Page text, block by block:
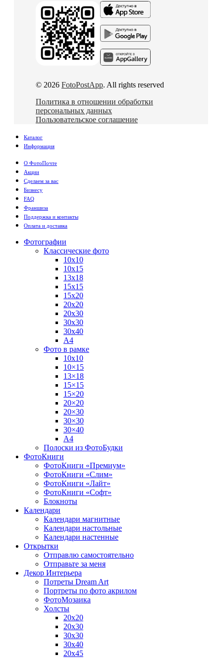
© 2026 FotoPostApp. All rights reserved
Политика в отношении обработки
персональных данных
Пользовательское соглашение
Каталог
Информация
О ФотоПочте
Акции
Сделаем за вас
Бизнесу
FAQ
Франшиза
Поддержка и контакты
Оплата и доставка
Фотографии
Классические фото
10х10
10х15
13х18
15х15
15х20
20х20
20х30
30х30
30х40
А4
Фото в рамке
10х10
10×15
13×18
15×15
15×20
20×20
20×30
30×30
30×40
A4
Полоски из ФотоБудки
ФотоКниги
ФотоКниги «Премиум»
ФотоКниги «Слим»
ФотоКниги «Лайт»
ФотоКниги «Софт»
Блокноты
Календари
Календари магнитные
Календари настольные
Календари настенные
Открытки
Отправлю самостоятельно
Отправьте за меня
Декор Интерьера
Потреты Dream Art
Портреты по фото акрилом
ФотоМозаика
Холсты
20х20
20х30
30х30
30х40
20х45